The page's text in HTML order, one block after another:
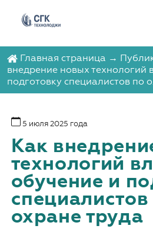
Главная страница →
внедрение новых технологий
подготовку специалистов по
5 июля 2025 года
Как
технологий
обучение и
охране труда